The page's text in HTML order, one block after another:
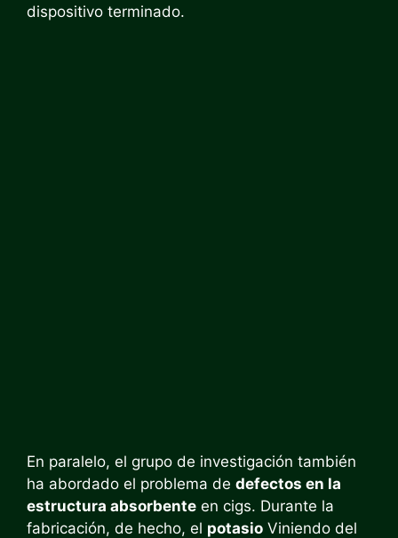
dispositivo terminado.
En paralelo, el grupo de investigación también
ha abordado el problema de defectos en la
estructura absorbente en cigs. Durante la
fabricación, de hecho, el potasio Viniendo del